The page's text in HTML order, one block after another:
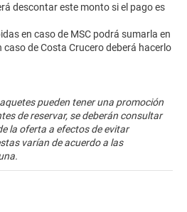
descontar este monto si el pago es
en caso de MSC podrá sumarla en
caso de Costa Crucero deberá hacerlo
pueden tener una promoción
de reservar, se deberán consultar
la oferta a efectos de evitar
varían de acuerdo a las